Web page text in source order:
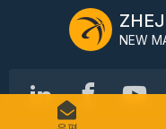
NEW